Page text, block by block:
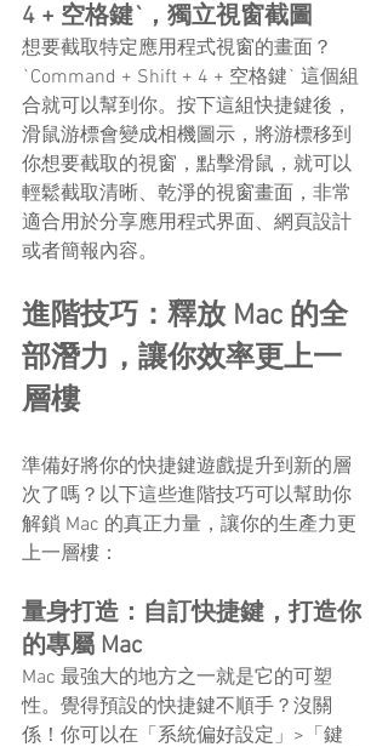
4 + 空格鍵`，獨立視窗截圖
想要截取特定應用程式視窗的畫面？
`Command + Shift + 4 + 空格鍵` 這個組
合就可以幫到你。按下這組快捷鍵後，
滑鼠游標會變成相機圖示，將游標移到
你想要截取的視窗，點擊滑鼠，就可以
輕鬆截取清晰、乾淨的視窗畫面，非常
適合用於分享應用程式界面、網頁設計
或者簡報內容。
進階技巧：釋放 Mac 的全
部潛力，讓你效率更上一
層樓
準備好將你的快捷鍵遊戲提升到新的層
次了嗎？以下這些進階技巧可以幫助你
解鎖 Mac 的真正力量，讓你的生產力更
上一層樓：
量身打造：自訂快捷鍵，打造你
的專屬 Mac
Mac 最強大的地方之一就是它的可塑
性。覺得預設的快捷鍵不順手？沒關
係！你可以在「系統偏好設定」>「鍵